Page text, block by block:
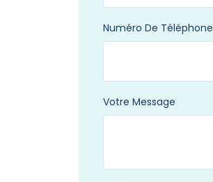
Numéro De Téléphone
Votre Message